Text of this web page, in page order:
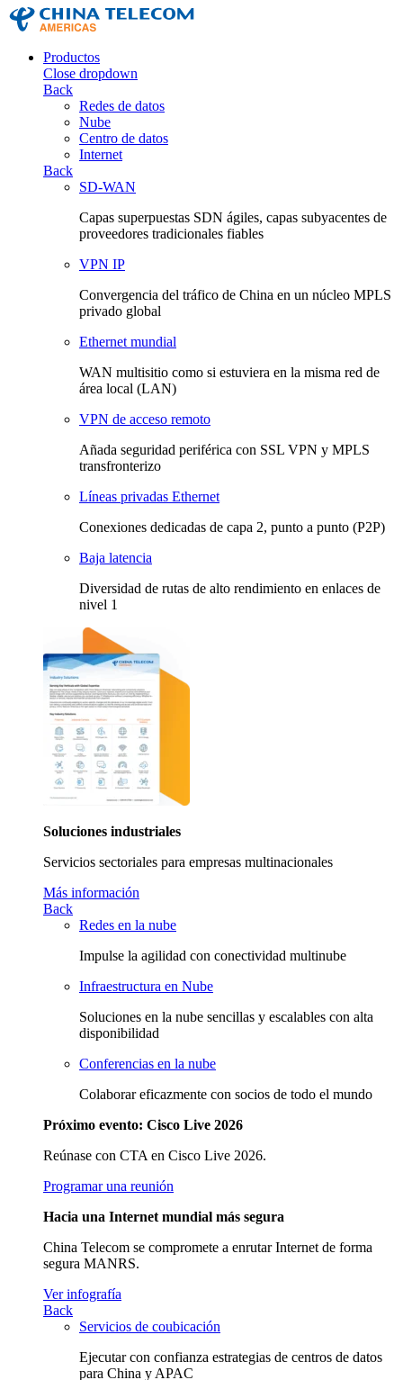
Productos
Close dropdown
Back
Redes de datos
Nube
Centro de datos
Internet
Back
SD-WAN
Capas superpuestas SDN ágiles, capas subyacentes de
proveedores tradicionales fiables
VPN IP
Convergencia del tráfico de China en un núcleo MPLS
privado global
Ethernet mundial
WAN multisitio como si estuviera en la misma red de
área local (LAN)
VPN de acceso remoto
Añada seguridad periférica con SSL VPN y MPLS
transfronterizo
Líneas privadas Ethernet
Conexiones dedicadas de capa 2, punto a punto (P2P)
Baja latencia
Diversidad de rutas de alto rendimiento en enlaces de
nivel 1
Soluciones industriales
Servicios sectoriales para empresas multinacionales
Más información
Back
Redes en la nube
Impulse la agilidad con conectividad multinube
Infraestructura en Nube
Soluciones en la nube sencillas y escalables con alta
disponibilidad
Conferencias en la nube
Colaborar eficazmente con socios de todo el mundo
Próximo evento: Cisco Live 2026
Reúnase con CTA en Cisco Live 2026.
Programar una reunión
Hacia una Internet mundial más segura
China Telecom se compromete a enrutar Internet de forma
segura MANRS.
Ver infografía
Back
Servicios de coubicación
Ejecutar con confianza estrategias de centros de datos
para China y APAC